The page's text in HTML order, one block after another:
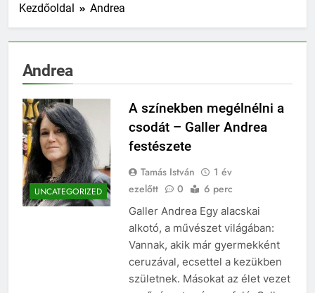
Kezdőoldal Andrea
Andrea
UNCATEGORIZED
A színekben megélnélni a
csodát – Galler Andrea
festészete
Tamás István
1 év
ezelőtt
0 6 perc
Galler Andrea Egy alacskai
alkotó, a művészet világában:
Vannak, akik már gyermekként
ceruzával, ecsettel a kezükben
születnek. Másokat az élet vezet